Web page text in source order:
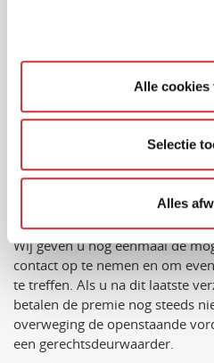
Alle cookies
Selectie
Alles
pakketnummer. 24 uur nadat
alleopenstaande premies
dekking weer te kunnen
met terugwerkende kracht
Laatste aanmaning
Laatste verzoek om te
U ontvangt van ons nog een
Wij geven u nog eenmaal de
contact op te nemen en om
te treffen. Als u na dit laatste
betalen de premie nog steeds
overweging de openstaande
een gerechtsdeurwaarder.